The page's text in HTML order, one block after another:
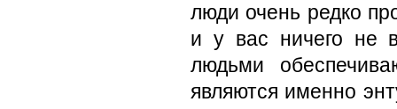
люди очень редко
и у вас ничего не
людьми
являются именно